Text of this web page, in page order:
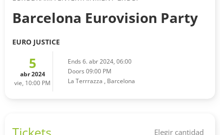
Barcelona Eurovision Party
EURO JUSTICE
5
abr 2024
vie, 10:00 PM
Ends 6. abr 2024, 06:00
Doors 09:00 PM
La Terrrazza , Barcelona
Elegir cantidad